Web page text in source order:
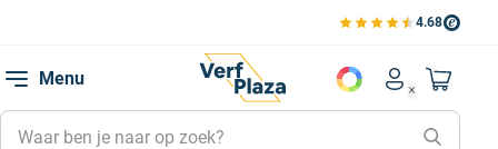
4.68
Bekijk de verfplaza
Menu
Account
Mijn
Mijn
Naar